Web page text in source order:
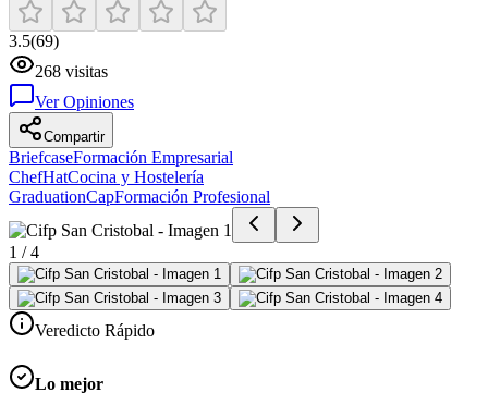
3.5(69)
268 visitas
Ver Opiniones
Compartir
BriefcaseFormación Empresarial
ChefHatCocina y Hostelería
GraduationCapFormación Profesional
1 /4
Veredicto Rápido
Lo mejor